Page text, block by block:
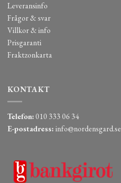
Leveransinfo
Frågor & svar
Villkor & info
Prisgaranti
Fraktzonkarta
KONTAKT
Telefon:010 333 06 34
E-postadress: info@nordensgard.se